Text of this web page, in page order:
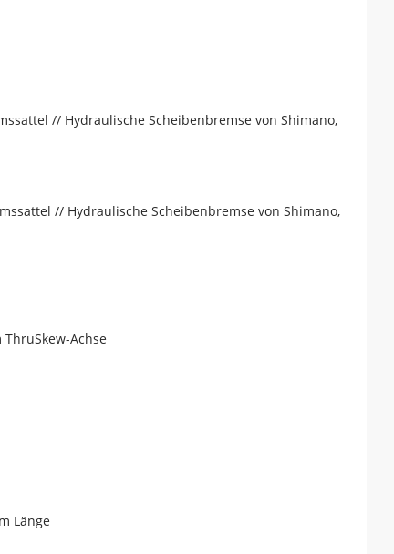
// Hydraulische Scheibenbremse von Shimano,
// Hydraulische Scheibenbremse von Shimano,
Achse
Länge